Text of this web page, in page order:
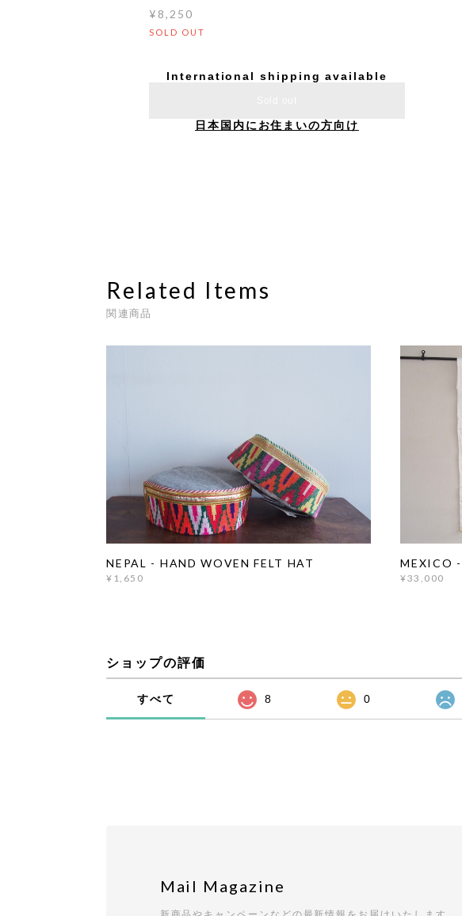
¥8,250
SOLD OUT
International shipping available
日本国内にお住まいの方向け
Related Items
関連商品
NEPAL - HAND WOVEN FELT HAT
¥1,650
MEXICO
¥33,000
ショップの評価
すべて 8 0
Mail Magazine